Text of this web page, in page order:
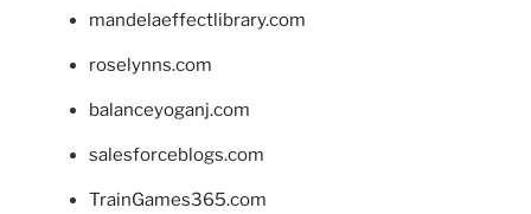
mandelaeffectlibrary.com
roselynns.com
balanceyoganj.com
salesforceblogs.com
TrainGames365.com